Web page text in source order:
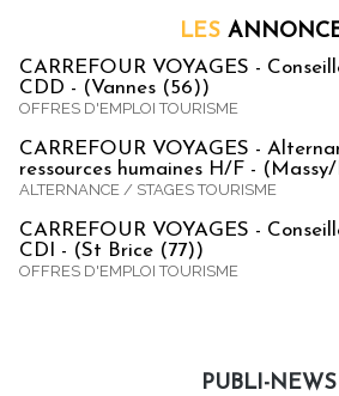
LES
CARREFOUR VOYAGES -
CDD - (Vannes (56))
OFFRES D'EMPLOI TOURISME
CARREFOUR VOYAGES -
ressources humaines H/F -
ALTERNANCE / STAGES TOURISME
CARREFOUR VOYAGES -
CDI - (St Brice (77))
OFFRES D'EMPLOI TOURISME
PUBLI-NEWS